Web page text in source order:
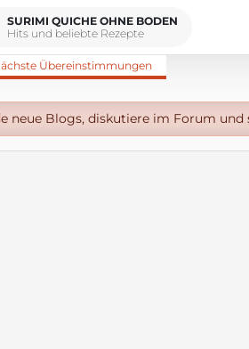
SURIMI QUICHE OHNE BODEN
Hits und beliebte Rezepte
Übereinstimmungen
neue Blogs, diskutiere im Forum und